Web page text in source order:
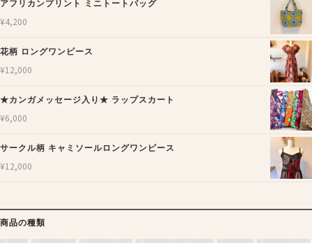
アフリカンプリント ミニトートバッグ
¥4,200
花柄 ロングワンピース
¥12,000
★カンガメッセージ入り★ ラップスカート
¥6,000
サークル柄 キャミソールロングワンピース
¥12,000
商品の種類